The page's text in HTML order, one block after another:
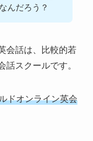
んだろう？
会話は、比較的若
話スクールです。
ドオンライン英会